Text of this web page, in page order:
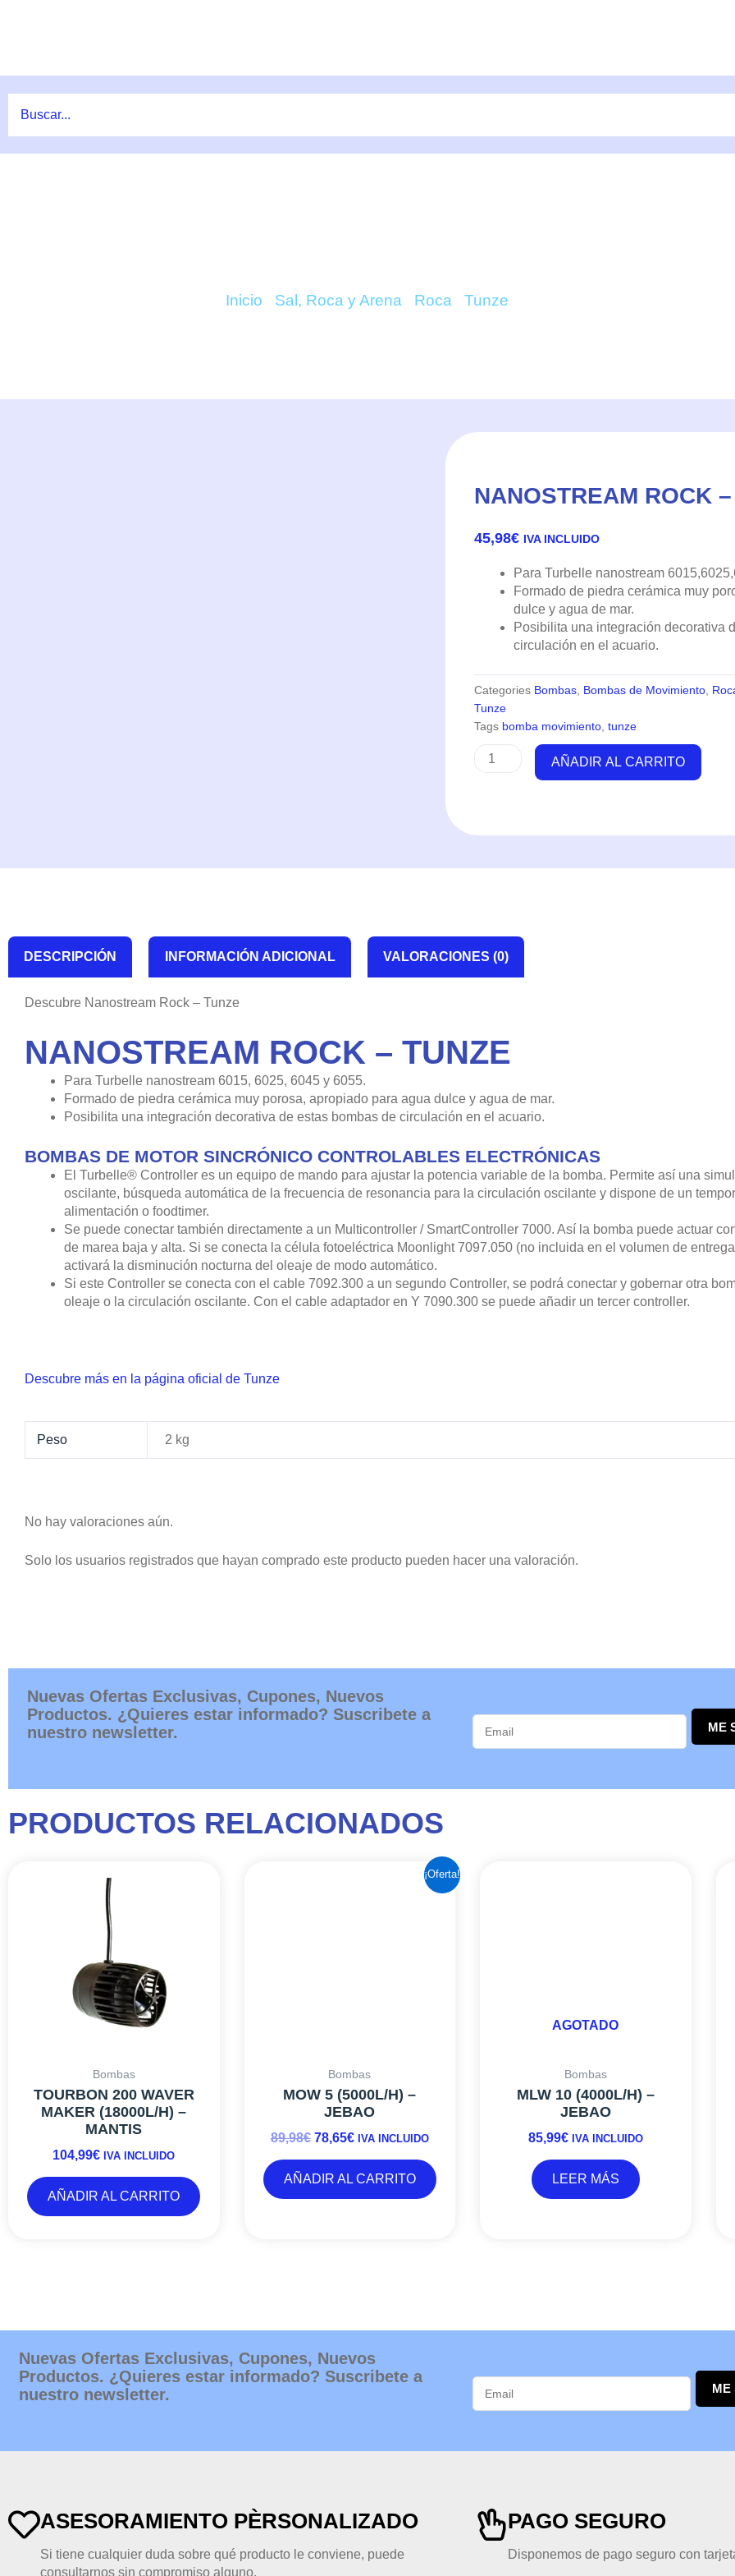
Inicio Sal, Roca y Arena Roca Tunze
NANOSTREAM ROCK
45,98€ IVA INCLUIDO
Para Turbelle nanostream
Formado de piedra cerámica muy
dulce y agua de mar.
Posibilita una integración decorativa
circulación en el acuario.
Categories Bombas Bombas de Movimiento
Tunze
Tags bomba movimiento tunze
Nanostream
AÑADIR AL CARRITO
DESCRIPCIÓN INFORMACIÓN ADICIONAL VALORACIONES (0)
Descubre Nanostream Rock – Tunze
NANOSTREAM ROCK – TUNZE
Para Turbelle nanostream 6015, 6025, 6045 y 6055.
Formado de piedra cerámica muy porosa, apropiado para agua dulce y agua de mar.
Posibilita una integración decorativa de estas bombas de circulación en el acuario.
BOMBAS DE MOTOR SINCRÓNICO CONTROLABLES ELECTRÓNICAS
El Turbelle® Controller es un equipo de mando para ajustar la potencia variable de la bomba. Permite así una
oscilante, búsqueda automática de la frecuencia de resonancia para la circulación oscilante y dispone de un
alimentación o foodtimer.
Se puede conectar también directamente a un Multicontroller / SmartController 7000. Así la bomba puede actuar
de marea baja y alta. Si se conecta la célula fotoeléctrica Moonlight 7097.050 (no incluida en el volumen de
activará la disminución nocturna del oleaje de modo automático.
Si este Controller se conecta con el cable 7092.300 a un segundo Controller, se podrá conectar y gobernar otra
oleaje o la circulación oscilante. Con el cable adaptador en Y 7090.300 se puede añadir un tercer controller.
Descubre más en la página oficial de Tunze
Peso 2 kg
No hay valoraciones aún.
Solo los usuarios registrados que hayan comprado este producto pueden hacer una valoración.
Nuevas Ofertas Exclusivas, Cupones, Nuevos
Productos. ¿Quieres estar informado? Suscribete a
nuestro newsletter.
ME
PRODUCTOS RELACIONADOS
Bombas
TOURBON 200 WAVER
MAKER (18000L/H) –
MANTIS
104,99€ IVA INCLUIDO
AÑADIR AL CARRITO
¡Oferta!
Bombas
MOW 5 (5000L/H) –
JEBAO
89,98€ 78,65€ IVA INCLUIDO
AÑADIR AL CARRITO
AGOTADO
Bombas
MLW 10 (4000L/H) –
JEBAO
85,99€ IVA INCLUIDO
LEER MÁS
Nuevas Ofertas Exclusivas, Cupones, Nuevos
Productos. ¿Quieres estar informado? Suscribete a
nuestro newsletter.
ME
ASESORAMIENTO PÈRSONALIZADO
Si tiene cualquier duda sobre qué producto le conviene, puede
consultarnos sin compromiso alguno.
PAGO SEGURO
Disponemos de pago seguro con